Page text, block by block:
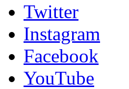
Twitter
Instagram
Facebook
YouTube